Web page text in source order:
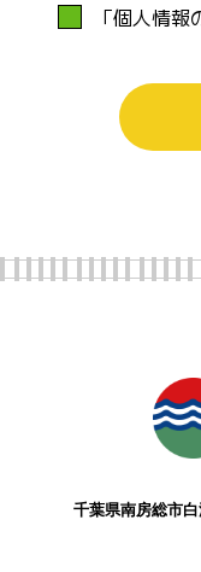
の状態に保ち
員教育の徹底
実施し個人情
内で個人情報
たします。
３.個人情報の
当社は、個人
「個人情
千葉県南房総市